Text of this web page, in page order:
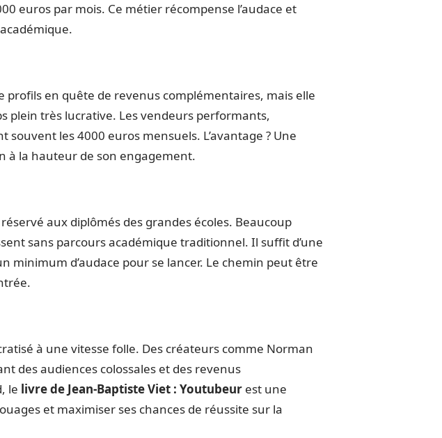
euros par mois. Ce métier récompense l’audace et
profils en quête de revenus complémentaires, mais elle
plein très lucrative. Les vendeurs performants,
les 4000 euros mensuels. L’avantage ? Une
à la hauteur de son engagement.
aux diplômés des grandes écoles. Beaucoup
sans parcours académique traditionnel. Il suffit d’une
minimum d’audace pour se lancer. Le chemin peut être
à une vitesse folle. Des créateurs comme Norman
des audiences colossales et des revenus
le livre de Jean-Baptiste Viet : Youtubeur est une
et maximiser ses chances de réussite sur la